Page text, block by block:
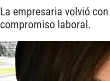
La empresaria volvió
compromiso laboral.